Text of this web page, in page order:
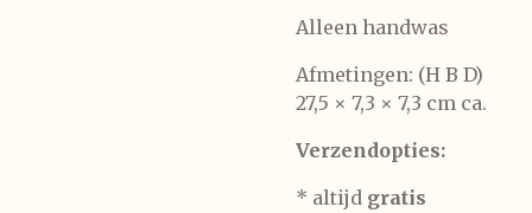
Alleen handwas
Afmetingen: (H B D)
27,5 × 7,3 × 7,3 cm ca.
Verzendopties:
* altijd gratis